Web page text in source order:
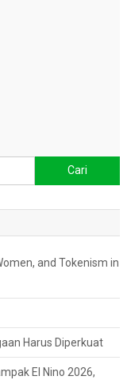
untuk:
and Tokenism in
Harus Diperkuat
El Nino 2026,